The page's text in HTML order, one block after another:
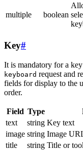
multiple boolean
Key#
It is mandatory for a
keyboard request and
fields for display to the
order.
Field Type
text
string Key text
image string Image
title
string Title or